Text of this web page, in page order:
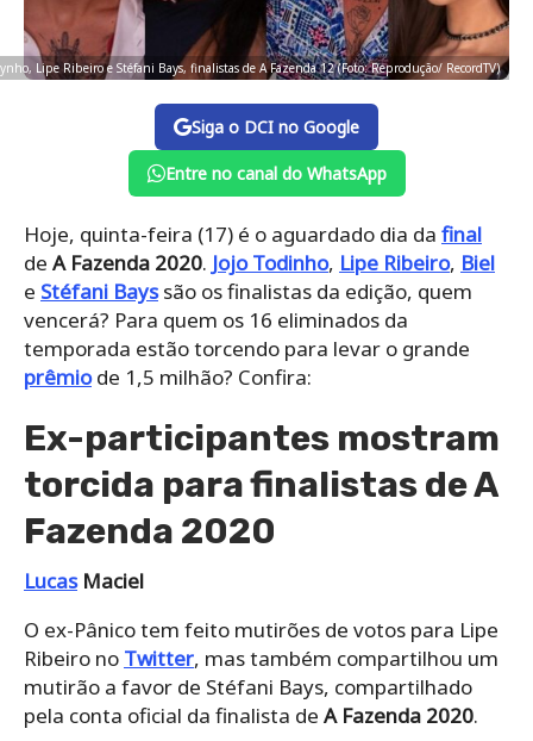
Lipe Ribeiro e Stéfani Bays, finalistas de A Fazenda 12 (Foto: Reprodução/ RecordTV)
Siga o DCI no Google
Entre no canal do WhatsApp
Hoje, quinta-feira (17) é o aguardado dia da final
de A Fazenda 2020. Jojo Todinho, Lipe Ribeiro, Biel
e Stéfani Bayssão os finalistas da edição, quem
vencerá? Para quem os 16 eliminados da
temporada estão torcendo para levar o grande
prêmiode 1,5 milhão? Confira:
Ex-participantes mostram
torcida para finalistas de A
Fazenda 2020
LucasMaciel
O ex-Pânico tem feito mutirões de votos para Lipe
Ribeiro no Twitter, mas também compartilhou um
mutirão a favor de Stéfani Bays, compartilhado
pela conta oficial da finalista de A Fazenda 2020.